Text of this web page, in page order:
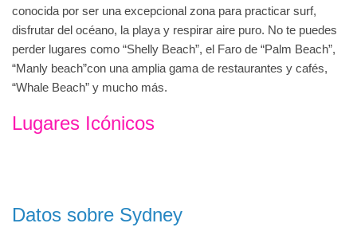
conocida por ser una excepcional zona para practicar surf,
disfrutar del océano, la playa y respirar aire puro. No te puedes
perder lugares como “Shelly Beach”, el Faro de “Palm Beach”,
“Manly beach”con una amplia gama de restaurantes y cafés,
“Whale Beach” y mucho más.
Lugares Icónicos
Datos sobre Sydney